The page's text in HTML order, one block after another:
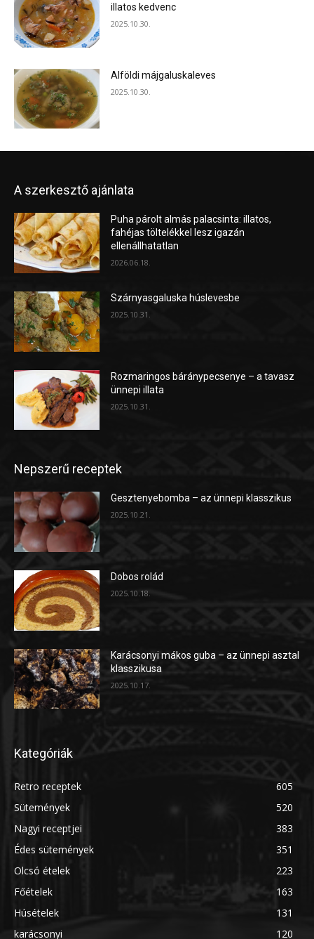
illatos kedvenc
2025.10.30.
Alföldi májgaluskaleves
2025.10.30.
A szerkesztő ajánlata
Puha párolt almás palacsinta: illatos,
fahéjas töltelékkel lesz igazán
ellenállhatatlan
2026.06.18.
Szárnyasgaluska húslevesbe
2025.10.31.
Rozmaringos báránypecsenye – a tavasz
ünnepi illata
2025.10.31.
Nepszerű receptek
Gesztenyebomba – az ünnepi klasszikus
2025.10.21.
Dobos rolád
2025.10.18.
Karácsonyi mákos guba – az ünnepi asztal
klasszikusa
2025.10.17.
Kategóriák
Retro receptek
605
Sütemények
520
Nagyi receptjei
383
Édes sütemények
351
Olcsó ételek
223
Főételek
163
Húsételek
131
karácsonyi
120